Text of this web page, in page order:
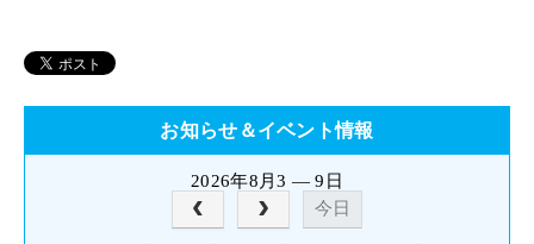
お知らせ＆イベント情報
2026年8月3 — 9日
今日